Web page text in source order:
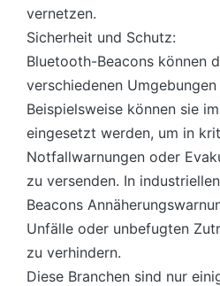
vernetzen.
Sicherheit und Schutz:
Bluetooth-Beacons können
verschiedenen
Beispielsweise können sie
eingesetzt werden, um in
Notfallwarnungen oder
zu versenden. In
Beacons
Unfälle oder unbefugten
zu verhindern.
Diese Branchen sind nur